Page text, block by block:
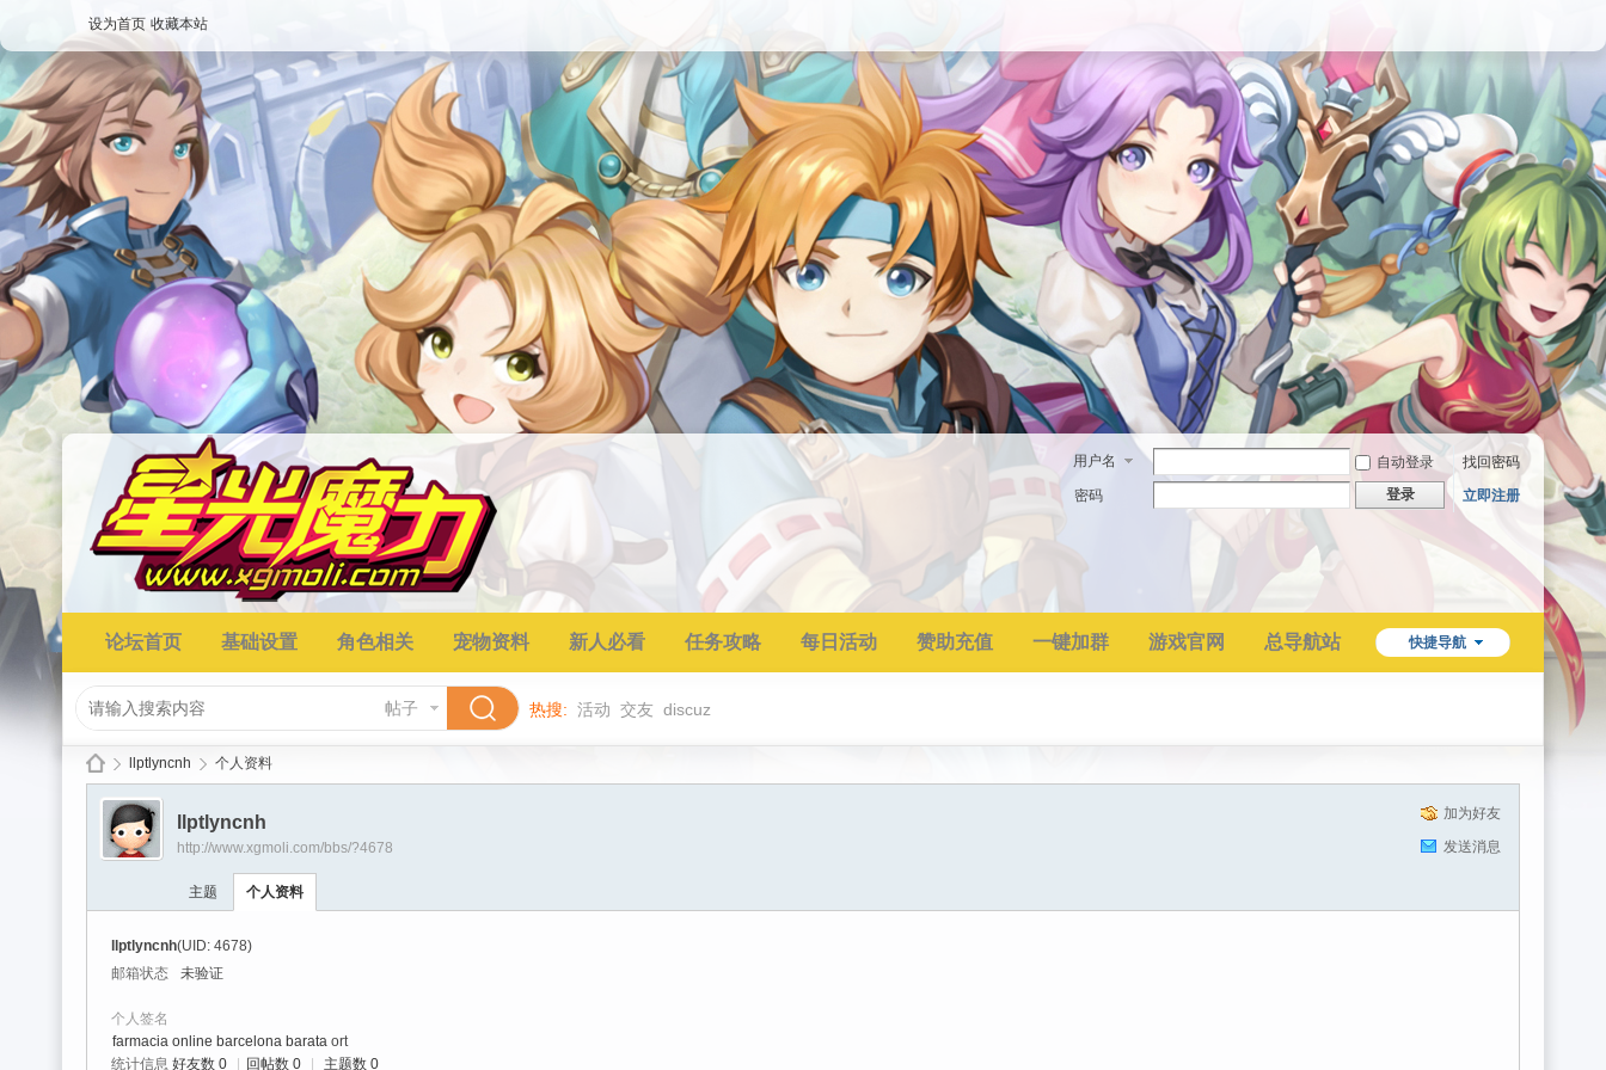
设为首页 收藏本站
用户名 自动登录
找回密码
密码
登录 立即注册
快捷导航
论坛首页 基础设置 角色相关 宠物资料 新人必看 任务攻略 每日活动 赞助充值 一键加群 游戏官网 总导航站
帖子 热搜: 活动 交友 discuz
›
llptlyncnh 个人资料
加为好友
发送消息
llptlyncnh
http://www.xgmoli.com/bbs/?4678
主题 个人资料
llptlyncnh(UID: 4678)
邮箱状态
未验证
个人签名
farmacia online barcelona barata ort
统计信息 好友数 0 回帖数 0 主题数 0